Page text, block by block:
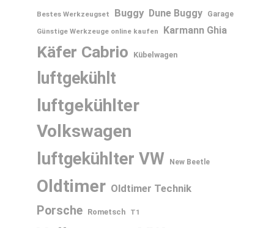
Bestes Werkzeugset Buggy Dune Buggy
Garage
Günstige Werkzeuge online kaufen
Karmann Ghia
Käfer Cabrio Kübelwagen
luftgekühlt
luftgekühlter
Volkswagen
luftgekühlter VW New Beetle
Oldtimer Oldtimer Technik
Porsche Rometsch T1